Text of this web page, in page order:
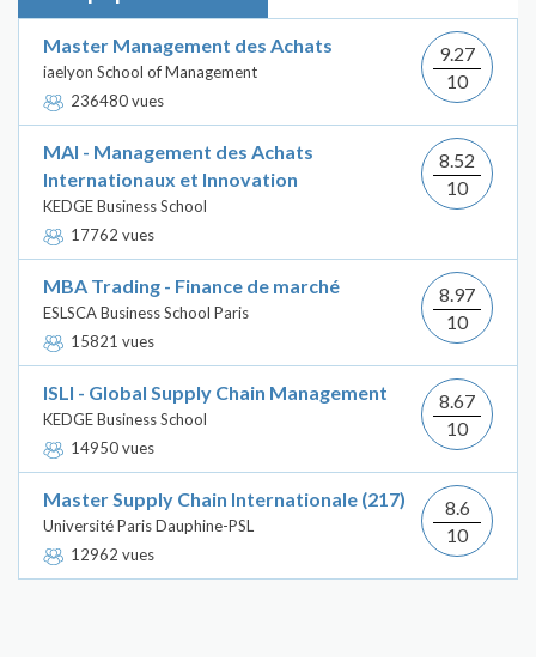
Master Management des Achats
iaelyon School of Management
236480 vues
9.27
10
MAI - Management des Achats
Internationaux et Innovation
KEDGE Business School
17762 vues
8.52
10
MBA Trading - Finance de marché
ESLSCA Business School Paris
15821 vues
8.97
10
ISLI - Global Supply Chain Management
KEDGE Business School
14950 vues
8.67
10
Master Supply Chain Internationale (217)
Université Paris Dauphine-PSL
12962 vues
8.6
10